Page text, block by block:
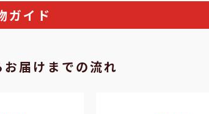
ガイド
お届けまでの流れ